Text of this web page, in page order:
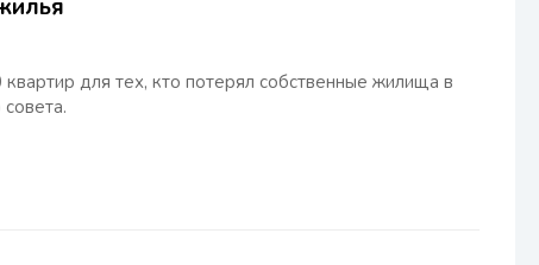
для тех, кто потерял собственные жилища в